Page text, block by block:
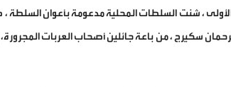
سكيرج ، من باعة جائلين أصحاب العربات